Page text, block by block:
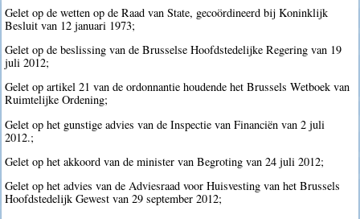
Gelet op de wetten op de Raad van State, gecoördineerd bij Koninklijk
Besluit van 12 januari 1973;
Gelet op de beslissing van de Brusselse Hoofdstedelijke Regering van 19
juli 2012;
Gelet op artikel 21 van de ordonnantie houdende het Brussels Wetboek van
Ruimtelijke Ordening;
Gelet op het gunstige advies van de Inspectie van Financiën van 2 juli
2012.;
Gelet op het akkoord van de minister van Begroting van 24 juli 2012;
Gelet op het advies van de Adviesraad voor Huisvesting van het Brussels
Hoofdstedelijk Gewest van 29 september 2012;